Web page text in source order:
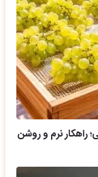
نرم و روشن